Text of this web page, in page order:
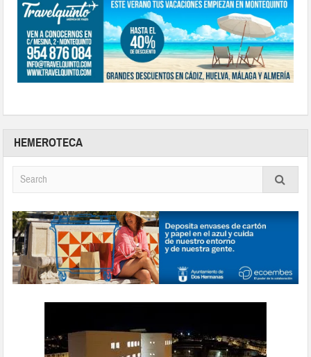
HEMEROTECA